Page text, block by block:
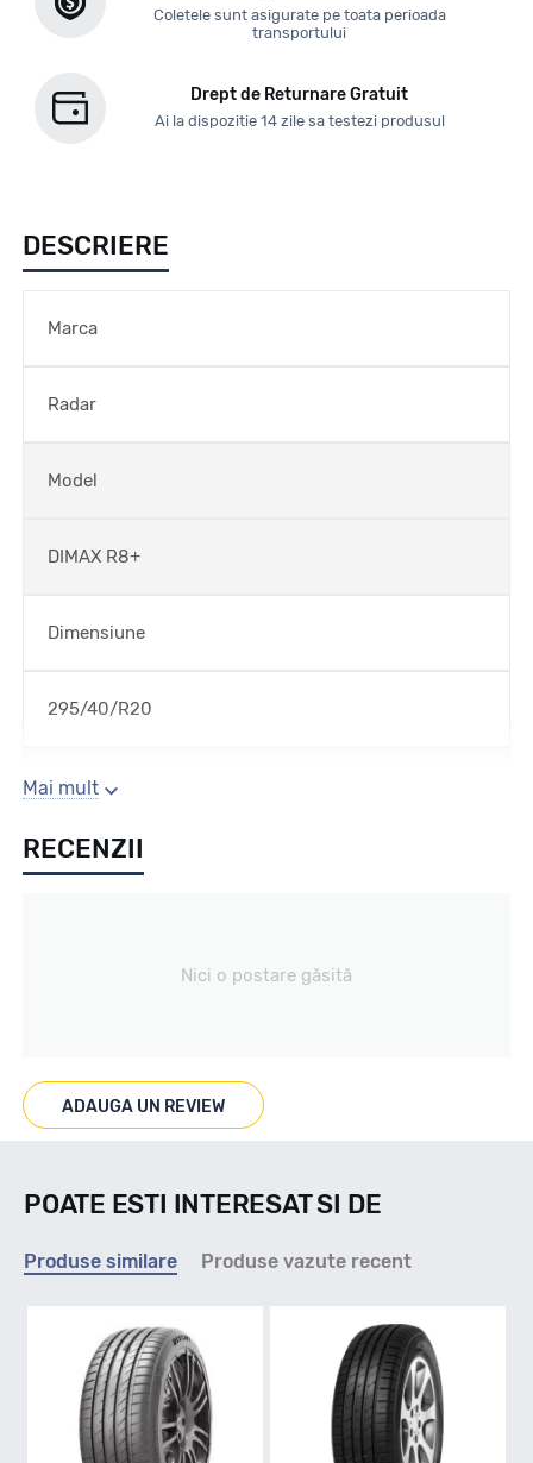
Coletele sunt asigurate pe toata perioada
transportului
Drept de Returnare Gratuit
Ai la dispozitie 14 zile sa testezi produsul
DESCRIERE
Marca
Radar
Model
DIMAX R8+
Dimensiune
295/40/R20
Sezon
Vara
Marcaje
Indice greutate
110Y
Mai mult
RECENZII
Nici o postare găsită
ADAUGA UN REVIEW
POATE ESTI INTERESAT SI DE
Produse similare Produse vazute recent